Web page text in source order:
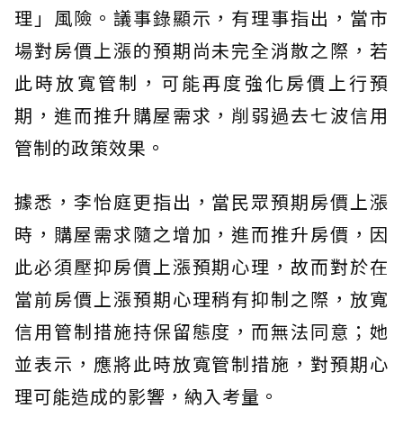
理」風險。議事錄顯示，有理事指出，當市
場對房價上漲的預期尚未完全消散之際，若
此時放寬管制，可能再度強化房價上行預
期，進而推升購屋需求，削弱過去七波信用
管制的政策效果。
據悉，李怡庭更指出，當民眾預期房價上漲
時，購屋需求隨之增加，進而推升房價，因
此必須壓抑房價上漲預期心理，故而對於在
當前房價上漲預期心理稍有抑制之際，放寬
信用管制措施持保留態度，而無法同意；她
並表示，應將此時放寬管制措施，對預期心
理可能造成的影響，納入考量。